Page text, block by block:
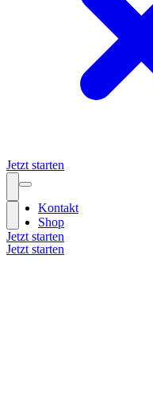
Jetzt starten
Jetzt starten
Kontakt
Shop
Jetzt starten